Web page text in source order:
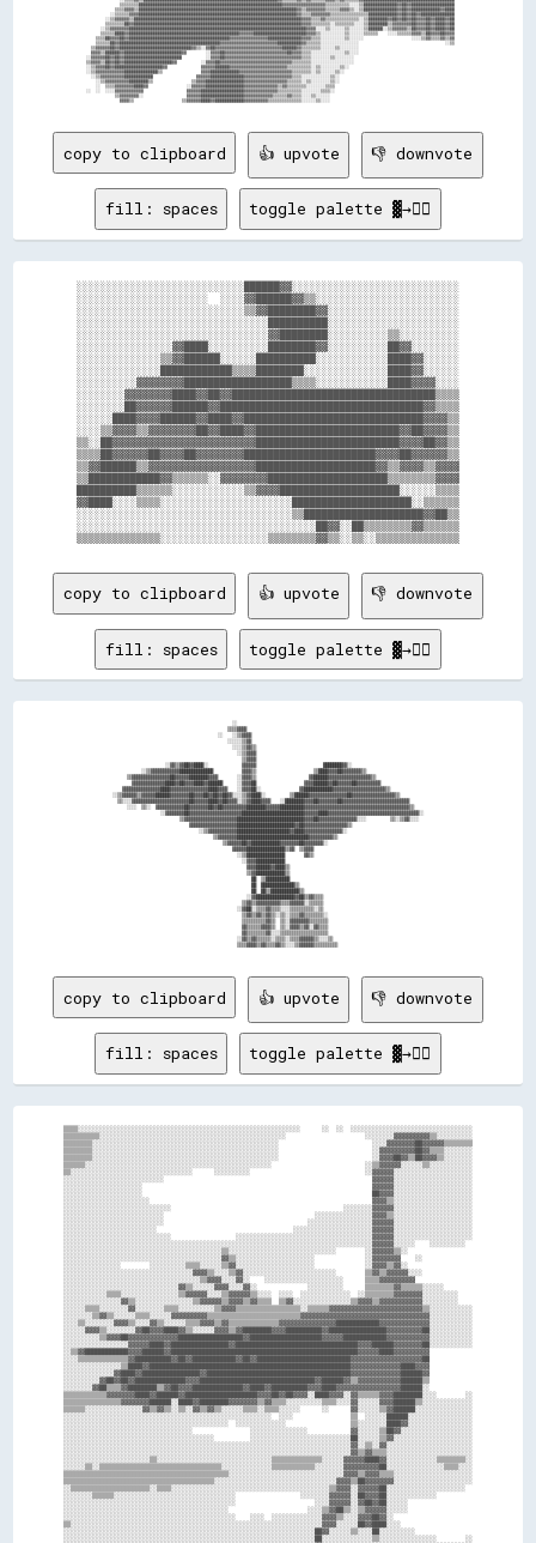
                ▒▒▒▒▒▒▒▒████████████████████████████████████████████████████████████▓▓▓▓▓▓▓▓▓▓▓▓▓▓▓▓▓▓▒▒▒▒▒▒▒▒▒▒░░░░▒▒██████████████▓▓██▓▓██████████████████
              ▒▒▒▒▓▓▓▓▒▒██████████████████████████████████████████████████████████████████▓▓▒▒▓▓▓▓▓▓▓▓▒▒▒▒▒▒▓▓▓▓▒▒░░▒▒██████████████▓▓██▓▓████████████▓▓████
            ░░▒▒▒▒▒▒▓▓▓▓██████████████████████████████████████████████████████████████████▓▓▒▒▒▒▓▓▓▓▓▓▓▓▒▒▒▒▒▒▒▒▒▒▒▒▒▒▒▒████████████▓▓██▓▓██▓▓██████████████
          ░░▒▒▓▓▓▓▓▓▒▒██████████████████████████████████████████████████████████████████████▓▓▓▓▒▒▒▒▓▓▒▒▒▒▒▒▒▒▒▒▒▒▒▒░░▒▒████████▓▓██▓▓██▓▓██▓▓▓▓██▓▓████▓▓██
          ▒▒▒▒▒▒▒▒██▓▓██████████████████████████████████████████████████████████████████████▓▓▓▓▒▒▒▒▒▒▒▒░░▒▒▒▒▒▒▒▒░░░░▒▒████████▒▒▓▓▓▓▓▓▓▓██▓▓▓▓██▓▓████▓▓██
        ░░▒▒▓▓▓▓▓▓▓▓██████████████████████████████████████████████████████████████████████████▓▓▓▓░░░░▒▒░░░░░░▒▒░░░░░░▒▒██████░░▒▒▓▓▓▓▓▓▒▒██▓▓▓▓██▓▓████▓▓██
        ▒▒▒▒▒▒████▓▓██████████████████████████████████████████████▓▓▓▓▓▓██████████████████████▓▓▓▓▒▒░░░░░░░░░░▒▒░░░░░░▒▒▒▒▒▒    ░░░░▒▒▒▒▒▒▓▓▓▓▒▒██▓▓▓▓██▓▓▓▓
      ▒▒▒▒██▓▓▓▓██▓▓██████████████████████████████████████████▓▓▓▓▓▓▓▓▓▓▓▓▓▓▓▓██████████████▓▓▓▓▒▒▒▒░░░░░░░░░░▒▒░░░░░░                    ░░░░▒▒▓▓▒▒▒▒▓▓▒▒▓▓
      ▒▒▒▒▒▒██▓▓██████████████████████████████████████████▓▓▓▓▓▓▓▓▓▓▓▓▓▓▓▓▓▓▓▓▓▓▓▓██████████▓▓▒▒▒▒▒▒░░░░░░░░░░░░░░░░                                    ░░▒▒
    ▒▒▓▓▓▓▓▓██▓▓██████████████████████████████▓▓▒▒░░▓▓██▓▓▓▓▓▓▓▓▓▓▓▓▓▓▓▓▓▓▓▓▓▓▓▓▓▓▓▓██████▓▓▒▒▒▒▒▒▒▒░░░░░░▒▒░░░░░░░░
    ▓▓▓▓▒▒██████▓▓████████████████████████▓▓        ░░▓▓▓▓██▓▓▓▓▓▓▓▓▓▓▓▓▓▓▓▓▓▓▓▓▓▓▓▓▓▓██▓▓▓▓▒▒▒▒░░░░░░░░░░░░░░▒▒░░░░
  ░░▓▓▓▓▓▓██▓▓██▓▓████████████████████████          ░░▓▓▓▓██▓▓▓▓▓▓▓▓▓▓▓▓▓▓▓▓▓▓▓▓▓▓▓▓▓▓▓▓▓▓▓▓▒▒▒▒░░░░░░░░▒▒░░░░░░░░
  ▒▒▓▓▓▓▒▒██▓▓██▓▓████████████████████▓▓          ░░▓▓▓▓██▓▓▓▓▓▓▓▓▓▓▓▓▓▓▓▓▓▓▓▓▓▓▓▓▓▓▓▓▓▓▒▒▒▒▒▒▒▒░░░░░░░░░░░░░░░░░░
  ░░▒▒▓▓▓▓██▓▓████████████████████▓▓              ▓▓▓▓▓▓██████▓▓▓▓▓▓▓▓▓▓▓▓▓▓▓▓▓▓▓▓▓▓▓▓▒▒▒▒▒▒▒▒▒▒░░▒▒░░░░░░░░▒▒░░
  ░░▒▒▓▓▓▓▓▓▓▓▓▓▓▓██████████████▒▒                ▓▓▓▓████████████▓▓▓▓▓▓▓▓▓▓▓▓▓▓▓▓▓▓▓▓▓▓▒▒▒▒▒▒▒▒░░▒▒░░░░░░▒▒░░
    ░░▒▒▓▓▓▓▓▓▓▓▓▓████████████                  ▓▓▓▓▓▓██████████████▓▓▓▓▓▓▓▓▓▓▓▓▓▓▓▓▓▓▓▓▒▒▒▒░░░░░░░░░░░░▒▒░░
      ░░▒▒▓▓▓▓▓▓▓▓▓▓████████▒▒                ▒▒▓▓▓▓████████████████▓▓▓▓▓▓▓▓▓▓▓▓▓▓▓▓▓▓▒▒▒▒▒▒░░▒▒░░░░░░░░▒▒░░
      ░░  ▒▒▒▒▓▓▓▓▓▓▓▓████▓▓                ░░▓▓▓▓▓▓████████████████▓▓▓▓▓▓▓▓▓▓▓▓▓▓▒▒▓▓▒▒▒▒▒▒▒▒░░░░░░░░▒▒▒▒
  ░░  ░░  ░░░░▓▓▓▓▓▓▓▓▓▓▓▓                  ▓▓▓▓▓▓██████████████████▓▓▓▓▓▓▓▓▓▓▓▓▓▓▒▒▒▒▒▒▒▒▒▒░░░░░░░░▒▒▒▒░░
              ▒▒▓▓▓▓▓▓▓▓░░                  ▓▓▓▓▓▓██████████████████▓▓▓▓▓▓▓▓▓▓▓▓▒▒▒▒▒▒▓▓▒▒▒▒░░░░▒▒░░░░░░
copy to clipboard 👍 upvote 👎 downvote
fill: spaces toggle palette ▓→✊🏽
░░░░░░░░░░░░░░░░░░░░░░░░░░░░██████▓▓░░░░░░░░░░░░░░░░░░░░░░░░░░░░
░░░░░░░░░░░░░░░░░░░░░░  ░░░░▓▓██████▓▓▒▒░░░░░░░░░░░░░░░░░░░░░░░░
░░░░░░░░░░░░░░░░░░░░░░░░░░░░▒▒▓▓████████▓▓░░░░░░░░░░░░░░░░░░░░░░
░░░░░░░░░░░░░░░░░░░░░░░░░░░░░░░░██████████░░░░░░░░░░░░░░░░░░░░░░
░░░░░░░░░░░░░░░░░░░░░░░░░░░░░░░░▓▓████████░░░░░░░░░░▒▒░░░░░░░░░░
░░░░░░░░░░░░░░░░▓▓████░░░░░░░░░░████████▓▓░░░░░░░░░░██▓▓░░░░░░░░
░░░░░░░░░░░░░░▒▒▓▓██████░░░░░░██████████░░░░░░░░░░░░████▓▓░░░░░░
░░░░░░░░░░░░░░████████████▒▒▒▒████████░░░░░░░░░░░░░░████▓▓░░░░░░
░░░░░░░░░░▓▓▓▓▓▓▓▓██████████████████▒▒▒▒░░░░░░░░░░░░████▓▓▓▓░░░░
░░░░░░░░▓▓▓▓▓▓▓▓████▓▓██▓▓██████████████████████████████████▒▒▒▒
░░░░░░░░██▓▓▓▓▓▓██████▓▓██████████████████████████████████▓▓▒▒▒▒
░░░░░░████▓▓▓▓██████▓▓████▓▓██████████████████████████████▓▓▓▓▒▒
░░░░▒▒▓▓▓▓▒▒▓▓▓▓▓▓▓▓██▓▓████▓▓████████████████████████▓▓██▓▓▓▓▒▒
▒▒░░██▓▓▓▓▓▓▓▓▓▓▓▓▓▓▓▓▓▓▓▓▓▓▓▓████████████████████████▓▓▓▓██▓▓▒▒
▒▒▒▒██▓▓▓▓▓▓██▓▓▓▓██▓▓▓▓▓▓▓▓██████████████████████▓▓▓▓██▓▓▓▓▓▓▒▒
▒▒▓▓██████▒▒▓▓▓▓▓▓▓▓▓▓▓▓▓▓▓▓▓▓████████████████████▓▓▒▒▓▓▓▓▒▒▓▓▓▓
▒▒████████████▓▓▒▒▒▒▒▒░░▓▓▓▓▓▓▓▓████████████████████▒▒▒▒▒▒▒▒▓▓▓▓
██████████▒▒▒▒▒▒░░░░░░░░░░░░▒▒▓▓▓▓████████████████████░░░░░░▒▒▒▒
▓▓████░░░░▒▒▒▒░░░░░░░░░░░░░░░░░░░░░░████████████████████░░▒▒▒▒▒▒
░░░░░░░░░░░░░░░░░░░░░░░░░░░░░░░░░░░░▒▒████████████████████▓▓██▒▒
░░░░░░░░░░░░░░░░░░░░░░░░░░░░░░░░░░░░░░░░██▓▓░░██▒▒▒▒▒▒▒▒▓▓▒▒▒▒▒▒
copy to clipboard 👍 upvote 👎 downvote
fill: spaces toggle palette ▓→✊🏽
copy to clipboard 👍 upvote 👎 downvote
fill: spaces toggle palette ▓→✊🏽
▒▒▒▒░░░░░░░░░░░░░░░░░░░░░░░░░░░░░░░░░░░░░░░░░░░░░░░░░░░░░░░░░░░░░░      ░░  ░░  ░░░░░░░░░░░░░░░░░░░░░░░░░░░░░░░░░░
▒▒▒▒▒▒▒▒▒▒░░░░░░░░░░░░░░░░░░░░░░░░░░░░░░░░░░░░░░░░░░░░░░░░░░░░                      ░░░░░░░░▓▓▓▓▓▓▓▓▓▓▒▒░░░░░░░░░░
▒▒▒▒▒▒▒▒░░░░░░░░░░░░░░░░░░░░░░░░░░░░░░░░░░░░░░░░░░░░░░░░░░░░                          ░░░░▓▓▓▓▓▓▓▓██▓▓▓▓▓▓▒▒▒▒▒▒▒▒
▒▒▒▒▒▒▒▒░░░░░░░░░░░░░░░░░░░░░░░░░░░░░░░░░░░░░░░░░░░░░░░░░░░░                          ░░▓▓▓▓▓▓▓▓▓▓██▓▓▒▒▒▒░░░░░░░░
▒▒▒▒▒▒▒▒░░░░░░░░░░░░░░░░░░░░░░░░░░░░░░░░░░░░░░░░░░░░░░░░░░░░                          ░░▓▓▓▓██▓▓▒▒██▓▓▓▓▒▒░░░░░░░░
▒▒▒▒▒▒░░░░░░░░░░░░░░░░░░░░░░░░░░░░░░░░░░░░░░░░░░░░░░░░░░░░                          ░░▒▒▓▓▓▓▓▓░░░░░░▒▒░░░░░░░░░░░░
▒▒░░░░░░░░░░░░░░░░░░░░░░░░░░░░░░░░░░      ░░░░░░░░░░                                ░░▓▓▓▓▓▓░░░░░░░░░░░░░░░░░░░░░░
░░░░░░░░░░░░░░░░░░░░░░░░░░░░                                                          ▓▓▓▓▓▓░░░░░░░░░░░░░░░░░░░░░░
░░░░░░░░░░░░░░░░░░░░░░                                                                ▓▓▓▓▓▓░░░░░░░░░░░░░░░░░░░░░░
░░░░░░░░░░░░░░░░░░░░░░                                                                ██▓▓▓▓░░░░░░░░░░░░░░░░░░░░░░
░░░░░░░░░░░░░░░░░░░░░░░░                                                              ▓▓▓▓▒▒░░░░░░░░░░░░░░░░░░░░░░
░░░░░░░░░░░░░░░░░░░░░░░░░░░░░░                                                ░░░░░░░░▓▓▓▓▓▓░░░░░░░░░░░░░░░░░░░░░░
░░░░░░░░░░░░░░░░░░░░░░░░░░░░                                          ░░░░░░░░░░░░░░░░▓▓▓▓▒▒░░░░░░░░░░░░░░░░░░░░░░
░░░░░░░░░░░░░░░░░░░░░░░░░░░░                                        ░░░░░░░░░░░░░░░░░░▓▓▓▓▓▓░░░░░░░░░░░░░░░░░░░░░░
░░░░░░░░░░░░░░░░░░░░░░░░░░                                      ░░░░░░░░░░░░░░░░░░░░░░▓▓▓▓▓▓░░░░░░░░░░░░░░░░░░░░░░
░░░░░░░░░░░░░░░░░░░░░░░░░░░░░░                  ░░░░░░░░░░░░░░░░░░░░░░░░░░░░░░░░░░░░░░▓▓▓▓▓▓░░░░░░░░░░░░░░░░░░░░░░
░░░░░░░░░░░░░░░░░░░░░░░░░░░░░░░░░░░░░░░░░░░░░░░░░░░░░░░░░░░░░░░░░░░░░░░░░░░░░░░░░░░░░░▓▓▓▓▓▓░░░░░░    ░░░░░░░░░░
░░░░░░░░░░░░░░░░░░░░░░░░░░░░░░░░░░░░░░░░░░░░▒▒░░░░░░░░░░░░░░░░░░░░░░░░░░░░░░        ░░▓▓▓▓▓▓▒▒░░
░░░░░░░░░░░░░░░░░░░░░░░░░░░░░░░░░░░░░░░░░░░░▓▓▒▒░░░░░░░░░░░░░░░░░░░░░░              ░░▓▓▓▓▓▓▓▓    ░░
░░░░░░░░░░░░░░░░        ░░░░░░░░░░▒▒▒▒░░░░░░▒▒▓▓░░░░░░░░░░░░░░░░░░░░░░              ░░▓▓▓▓▒▒▓▓░░
░░░░░░░░░░░░░░░░░░░░░░░░░░░░░░░░░░░░▓▓▓▓▒▒░░░░▒▒▓▓░░░░░░░░░░░░░░░░░░░░░░░░░░        ▒▒▓▓▒▒▓▓▓▓▓▓░░░░
░░░░░░░░░░░░░░░░░░░░░░░░░░░░░░░░░░░░░░▒▒▓▓▓▓░░░░▓▓░░    ░░░░░░░░░░░░░░░░░░░░░░      ▒▒▒▒▓▓▓▓▓▓▓▓▓▓
░░░░░░░░░░░░░░░░░░░░░░░░░░░░░░░░▓▓▒▒░░░░░░▓▓▓▓░░░░▓▓░░              ░░░░░░░░░░      ▒▒▒▒▒▒▒▒▓▓▒▒▒▒▒▒░░░░░░
░░░░░░░░░░░░▒▒▒▒░░░░░░░░░░░░░░░░▒▒▓▓▓▓▓▓░░░░▒▒▓▓▓▓▓▓▒▒░░░░  ░░░░  ░░░░░░░░░░░░░░  ░░▒▒▒▒▒▒▒▒▓▓▓▓▓▓▓▓░░░░░░░░░░
░░░░░░░░░░░░░░░░▓▓▒▒░░░░░░░░░░░░░░░░▒▒▓▓▓▓▓▓▒▒▓▓▓▓▒▒▓▓▒▒▒▒  ▒▒▓▓░░░░░░░░░░░░░░░░▒▒▓▓▓▓▒▒▓▓▓▓▓▓▓▓▓▓▓▓░░░░░░░░░░
░░░░░░▒▒▒▒░░░░░░░░▓▓░░░░░░░░▒▒▒▒░░░░░░░░░░▒▒▓▓▓▓▒▒▒▒▒▒▒▒▒▒▒▒▒▒▒▒▒▒░░▒▒▒▒▒▒▓▓▓▓▓▓▓▓▓▓▓▓▓▓▓▓▓▓▓▓▓▓▓▓▓▓▒▒░░░░░░░░░░░░
░░░░░░░░▒▒▓▓▒▒░░░░░░▒▒▒▒░░░░░░▓▓▓▓▓▓▓▓▓▓▒▒▒▒▒▒▒▒▒▒▒▒▒▒▒▒▒▒▒▒▒▒▒▒▒▒▓▓▓▓▓▓▓▓▓▓▓▓▓▓▓▓▓▓▓▓▓▓▓▓▓▓▓▓▓▓▓▓▓▓▓▓░░░░░░░░░░░░
░░░░▒▒░░░░░░░░▓▓▓▓▒▒░░░░▓▓▒▒░░░░░░▒▒▒▒▓▓▓▓▒▒▓▓▒▒▒▒▒▒▒▒▒▒▒▒▒▒▓▓▓▓▓▓▓▓▓▓▓▓▓▓▓▓████████████▓▓▓▓▓▓▓▓▓▓▓▓▓▓░░░░░░░░░░░░
░░░░░░▓▓▓▓▒▒░░░░░░░░▓▓██▓▓▓▓████▓▓▒▒░░░░░░▓▓▓▓▒▒▓▓████████▓▓▓▓██████████▓▓████████████████▓▓▓▓▓▓▓▓▓▓██░░░░░░░░░░░░
░░░░░░░░░░▒▒▓▓▓▓██▓▓▓▓▓▓▓▓▓▓▓▓▓▓██████████████████▓▓████████████████████▓▓▓▓▓▓████████████▓▓▓▓▓▓▓▓▓▓▓▓░░░░░░░░░░░░
░░░░░░░░░░░░░░░░░░▓▓▓▓▓▓████▓▓████████████████▓▓██████████████████████████████████▓▓▓▓██████▓▓▓▓▓▓▓▓██░░░░░░░░░░░░
░░▒▒▓▓████████████▓▓▓▓██████▓▓████████████████████████████████████████████████████▓▓▓▓▓▓████▓▓▓▓▓▓▓▓▓▓
░░░░▒▒▒▒▒▒▒▒▒▒▒▒▒▒▓▓██████████▓▓██▓▓████████████▓▓██▓▓██████████████████████████▓▓▓▓▓▓▓▓▓▓▓▓▓▓▓▓▓▓▓▓██
░░░░░░░░░░░░░░░░▒▒████▓▓████████████████████████████████████████████████████████▓▓▓▓▓▓▓▓▓▓▓▓▓▓████▓▓▓▓
░░░░░░░░░░░░░░▓▓████▓▓████████████████▓▓████████████████████████████████████████▓▓▓▓▓▓▓▓▓▓▓▓▓▓██████▓▓
░░░░░░░░░░▓▓██▓▓██▓▓██████████████▓▓▓▓████████████████████████████████▓▓██████▓▓▒▒▓▓▓▓▓▓▓▓▓▓▓▓██████▒▒
░░░░░░░░▓▓██▒▒▒▒▓▓████████▒▒▓▓██▓▓▓▓██████████████▓▓████▓▓██████████▓▓▓▓████▓▓▓▓▓▓▓▓▓▓▓▓▓▓▓▓▓▓██████░░
▒▒▒▒▒▒▒▒▒▒▒▒▓▓▓▓▓▓▓▓████▓▓██████▓▓████████████████████▓▓▓▓██▓▓██▓▓▓▓░░████▓▓▓▓░░▓▓▒▒▒▒▒▒▓▓▓▓████████░░░░        ░░
▒▒▒▒▒▒▒▒▒▒▒▒▒▒▒▒▓▓▓▓▓▓▓▓██████░░████▓▓████████▓▓▓▓▓▓▓▓▒▒▓▓▒▒▒▒░░░░░░░░░░▒▒▒▒░░░░▓▓░░░░░░▓▓▓▓██████▒▒░░░░░░░░░░░░░░
▒▒▒▒▒▒░░░░░░░░░░░░░░░░▓▓▒▒▓▓▒▒░░▒▒░░▓▓▒▒▓▓▒▒░░░░░░▒▒▒▒░░▒▒▒▒░░░░░░      ░░      ▓▓░░░░░░▒▒▓▓██████░░░░░░░░░░░░░░░░
░░░░░░░░░░░░░░░░░░░░░░░░░░░░░░░░░░░░░░░░░░░░░░░░░░░░░░░░░░  ░░░░                ▒▒  ░░░░░░██████░░░░░░░░░░░░░░░░░░
░░░░░░░░░░░░░░░░░░░░░░░░░░░░░░░░░░░░░░░░░░░░░░  ░░░░░░░░░░░░░░                  ▒▒░░░░░░░░████▓▓░░░░░░░░░░░░░░░░░░
░░░░░░░░░░░░░░░░░░░░░░░░░░░░░░░░░░░░                ░░░░░░░░░░░░░░░░            ▓▓░░░░░░▒▒██▓▓░░░░░░░░░░░░░░░░░░░░
░░░░░░░░░░░░░░░░░░░░░░░░░░░░░░░░░░░░░░░░░░          ░░░░░░░░░░░░░░░░░░░░░░░░░░░░██░░░░░░▒▒▓▓░░░░░░░░░░░░░░░░░░░░░░
░░░░░░░░░░░░░░░░░░░░░░░░░░░░░░░░░░░░░░░░░░░░░░░░░░░░░░░░░░░░░░░░░░░░░░░░░░░░░░░░▓▓░░▒▒░░▓▓░░░░░░░░░░░░░░░░░░░░░░░░
░░░░░░░░░░░░░░░░░░░░░░░░░░░░░░░░░░░░░░░░░░░░░░░░░░░░░░░░░░░░░░░░░░░░░░░░░░░░░░░░▓▓▒▒▓▓▒▒▒▒░░░░░░░░░░░░░░░░░░░░░░░░
░░░░░░░░░░░░░░░░░░░░░░░░▒▒░░░░░░░░░░░░░░░░░░░░░░░░░░░░░░░░▒▒▒▒▒▒▒▒▒▒▒▒▒▒░░░░░░▓▓▓▓▓▓████▓▓░░░░░░░░░░░░░░▒▒▒▒▒▒▒▒░░
░░░░░░▒▒░░▒▒▒▒▒▒▒▒▒▒▒▒▒▒▒▒▒▒▒▒▒▒▒▒▒▒▒▒▒▒▒▒▒▒░░░░░░░░░░░░░░▒▒▒▒▒▒▒▒▒▒▒▒░░░░░░░░▓▓▓▓▓▓▓▓▓▓██░░░░░░░░░░░░░░░░▒▒▒▒░░░░
▒▒▒▒▒▒▒▒▒▒▒▒▒▒▒▒▒▒▒▒▒▒▒▒▒▒▒▒▒▒▒▒▒▒▒▒▒▒▒▒▒▒▒▒▒▒░░░░░░░░░░░░░░░░░░░░░░░░░░░░░░░░▓▓▓▓▒▒▓▓▓▓▒▒▒▒░░░░░░░░░░░░░░░░░░░░░░
▒▒▒▒▒▒▒▒▒▒▒▒▒▒▒▒▒▒▒▒▒▒▒▒▒▒▒▒▒▒▒▒▒▒▒▒▒▒▒▒▒▒░░░░░░░░░░░░░░░░░░░░░░░░░░░░░░░░░░▓▓▓▓▒▒██▓▓▓▓▓▓▓▓░░░░░░░░░░░░░░░░░░░░░░
░░▒▒▒▒▒▒▒▒▒▒▒▒▒▒▒▒▒▒▒▒▒▒░░▒▒▒▒░░░░░░░░░░░░░░░░░░░░░░░░░░░░░░░░░░░░░░░░░░░░▒▒▓▓▓▓░░▓▓▓▓▓▓██░░░░░░░░░░░░░░░░░░░░░░
░░░░░░░░▒▒▒▒▒▒░░░░░░░░░░░░░░░░░░░░░░░░░░░░░░░░░░                  ░░░░░░░░▓▓▓▓▓▓░░██▓▓▓▓██░░░░░░░░░░░░░░
░░░░░░░░░░░░░░░░░░░░░░░░░░░░░░░░░░░░░░░░░░░░░░░░                      ░░░░▓▓▓▓▓▓░░▓▓██▓▓██░░░░░░
░░░░░░░░░░░░░░░░░░░░░░░░░░░░░░░░░░░░░░░░░░░░░░                      ░░░░▒▒▓▓██▒▒░░▒▒▓▓▓▓▓▓░░░░░░
░░░░░░░░░░░░░░░░░░░░░░░░░░░░░░░░░░░░░░░░░░░░░░░░    ░░░░  ░░░░░░░░░░░░░░▓▓▓▓▒▒░░░░▓▓▓▓██▓▓░░
▒▒░░░░░░░░░░░░░░░░░░░░░░░░░░░░░░░░░░░░░░░░░░░░░░░░░░░░░░░░░░░░░░░░░░░░░░▓▓▓▓░░░░░░██▓▓████░░░░
░░░░░░░░░░░░░░░░░░░░░░░░░░░░░░░░░░░░░░░░░░░░░░░░░░░░░░░░░░░░░░░░░░░░░░██▓▓░░░░░░▒▒░░░░██░░░░░░░░░░
░░░░░░░░░░░░░░░░░░░░░░░░░░░░░░░░░░░░░░░░░░░░░░░░░░░░░░░░░░░░░░░░░░░░░░██░░░░░░░░░░░░░░▒▒░░░░░░░░░░░░░░░░        ░░